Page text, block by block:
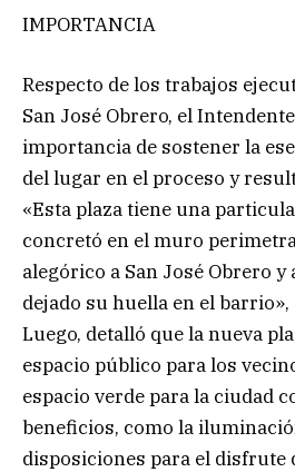
IMPORTANCIA
Respecto de los trabajos
San José Obrero, el
importancia de sostener la
del lugar en el proceso y
«Esta plaza tiene una
concretó en el muro
alegórico a San José Obrero y
dejado su huella en el
Luego, detalló que la nueva
espacio público para los
espacio verde para la ciudad
beneficios, como la
disposiciones para el disfrute